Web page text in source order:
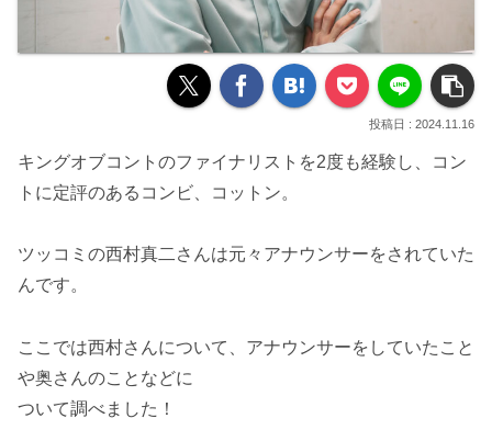
2024.11.16
キングオブコントのファイナリストを2度も経験し、コン
トに定評のあるコンビ、コットン。
ツッコミの西村真二さんは元々アナウンサーをされていた
んです。
ここでは西村さんについて、アナウンサーをしていたこと
や奥さんのことなどに
ついて調べました！